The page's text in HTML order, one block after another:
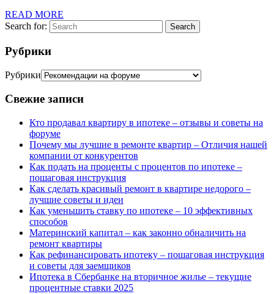
READ MORE
Search for:
Search
Рубрики
Рубрики
Свежие записи
Кто продавал квартиру в ипотеке – отзывы и советы на
форуме
Почему мы лучшие в ремонте квартир – Отличия нашей
компании от конкурентов
Как подать на проценты с процентов по ипотеке –
пошаговая инструкция
Как сделать красивый ремонт в квартире недорого –
лучшие советы и идеи
Как уменьшить ставку по ипотеке – 10 эффективных
способов
Материнский капитал – как законно обналичить на
ремонт квартиры
Как рефинансировать ипотеку – пошаговая инструкция
и советы для заемщиков
Ипотека в Сбербанке на вторичное жилье – текущие
процентные ставки 2025